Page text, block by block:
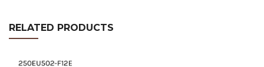
RELATED PRODUCTS